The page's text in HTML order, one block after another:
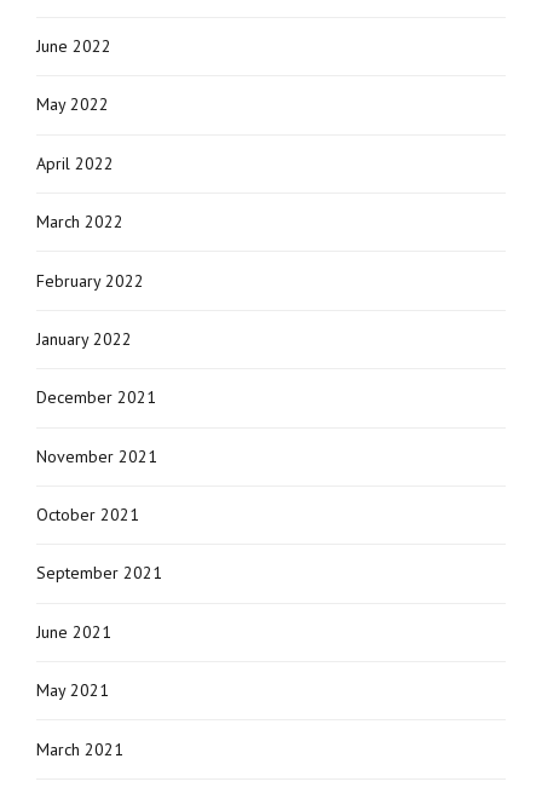
June 2022
May 2022
April 2022
March 2022
February 2022
January 2022
December 2021
November 2021
October 2021
September 2021
June 2021
May 2021
March 2021